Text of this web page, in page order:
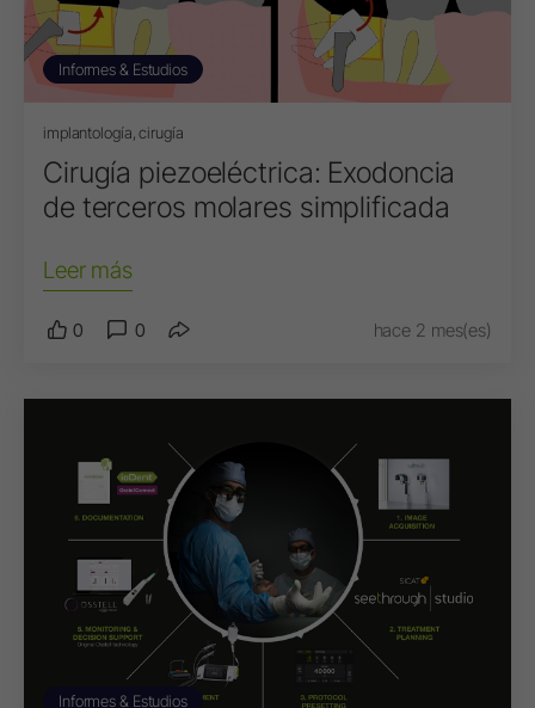
Informes & Estudios
implantología, cirugía
Cirugía piezoeléctrica: Exodoncia
de terceros molares simplificada
Leer más
0 0 hace 2 mes(es)
Informes & Estudios